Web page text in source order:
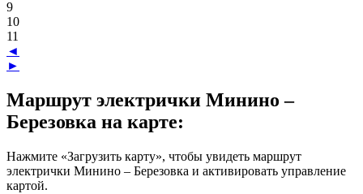
9
10
11
◄
►
Маршрут электрички Минино –
Березовка на карте:
Нажмите «Загрузить карту», чтобы увидеть маршрут
электрички Минино – Березовка и активировать управление
картой.